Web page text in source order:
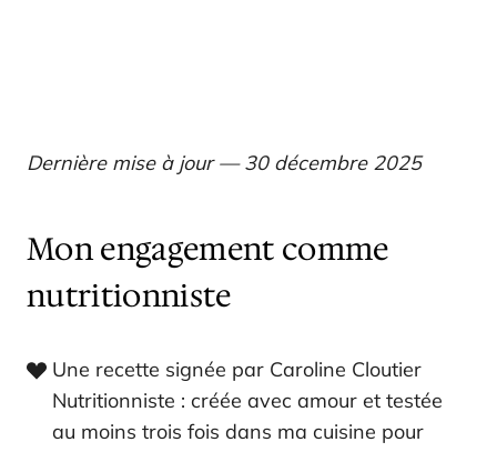
Dernière mise à jour — 30 décembre 2025
Mon engagement comme
nutritionniste
Une recette signée par Caroline Cloutier
Nutritionniste : créée avec amour et testée
au moins trois fois dans ma cuisine pour